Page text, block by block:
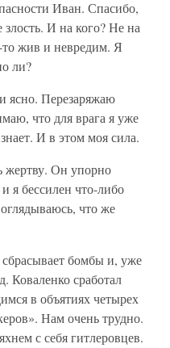
Иван. Спасибо,
И на кого? Не на
жив и невредим. Я
ли?
ясно. Перезаряжаю
что для врага я уже
И в этом моя сила.
жертву. Он упорно
я бессилен что-либо
что же
бомбы и, уже
Коваленко сработал
в объятиях четырех
Нам очень трудно.
с себя гитле­ровцев.